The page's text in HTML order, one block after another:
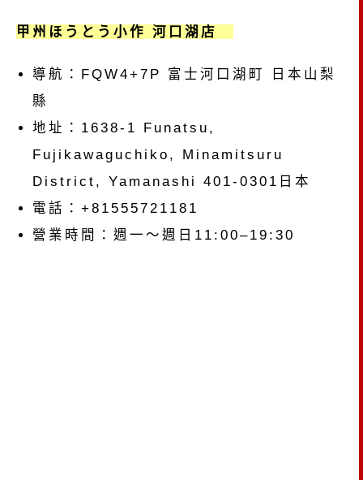
甲州ほうとう小作 河口湖店
導航：FQW4+7P 富士河口湖町 日本山梨
縣
地址：1638-1 Funatsu,
Fujikawaguchiko, Minamitsuru
District, Yamanashi 401-0301日本
電話：+81555721181
營業時間：週一～週日11:00–19:30